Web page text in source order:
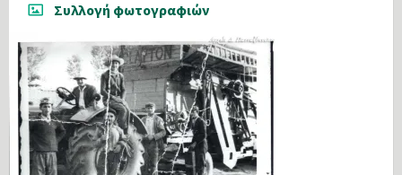
Συλλογή φωτογραφιών